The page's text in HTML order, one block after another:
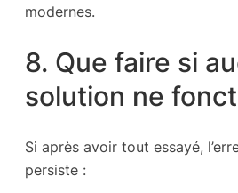
modernes.
8. Que faire si
solution ne
Si après avoir tout essayé,
persiste :